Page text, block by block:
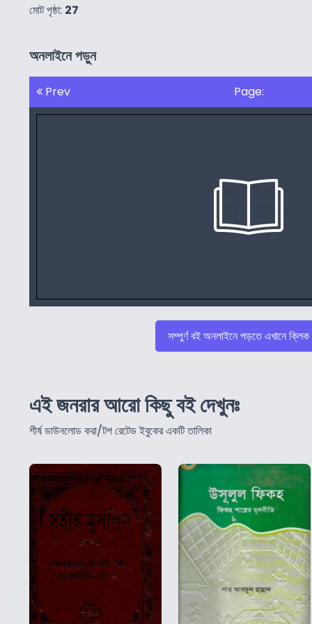
মোট পৃষ্ঠা: 27
অনলাইনে পড়ুন
Prev Page:
সম্পুর্ণ বই অনলাইনে পড়তে এখানে
এই জনরার আরো কিছু বই দেখুনঃ
শীর্ষ ডাউনলোড করা/টপ রেটেড ইবুকের একটি তালিকা